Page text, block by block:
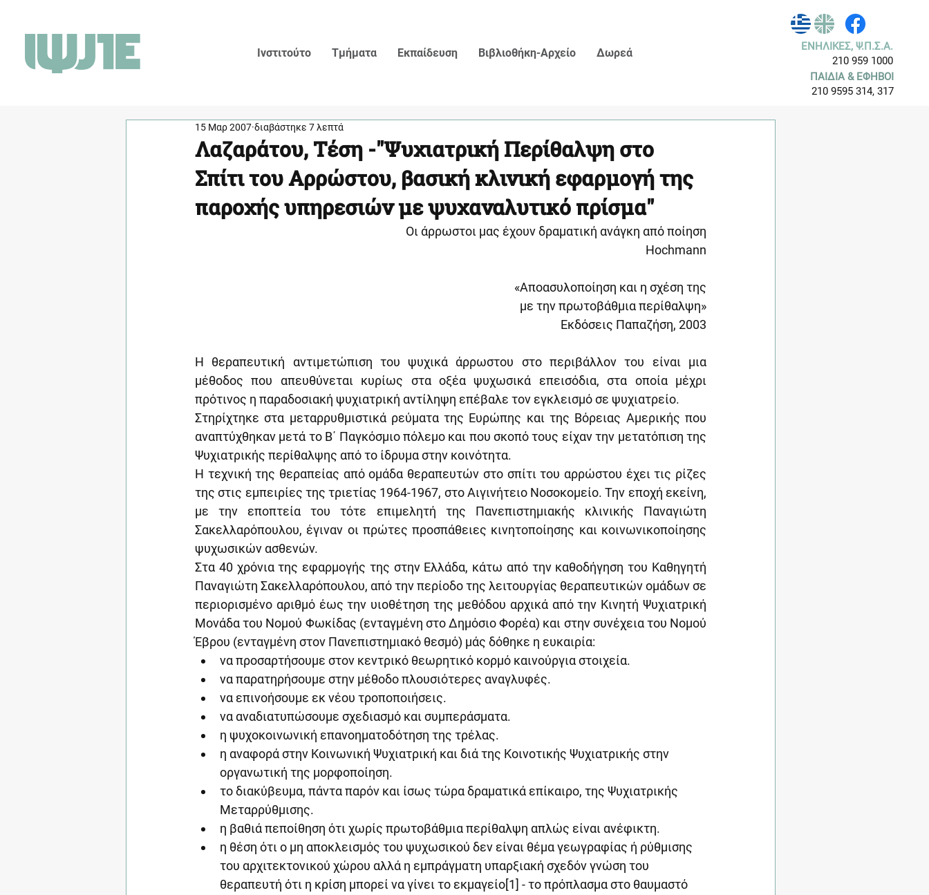
Ινστιτούτο Τμήματα Εκπαίδευση Βιβλιοθήκη-Αρχείο Δωρεά
ΕΝΗΛΙΚΕΣ, Ψ.Π.Σ.Α.
210 959 1000
ΠΑΙΔΙΑ & ΕΦΗΒΟΙ
210 9595 314, 317
Λαζαράτου, Τέση -"Ψυχιατρική Περίθαλψη στο
Σπίτι του Αρρώστου, βασική κλινική εφαρμογή της
παροχής υπηρεσιών με ψυχαναλυτικό πρίσμα"
15 Μαρ 2007 διαβάστηκε 7 λεπτά
Οι άρρωστοι μας έχουν δραματική ανάγκη από ποίηση
Hochmann
«Αποασυλοποίηση και η σχέση της
με την πρωτοβάθμια περίθαλψη»
Εκδόσεις Παπαζήση, 2003
Η θεραπευτική αντιμετώπιση του ψυχικά άρρωστου στο περιβάλλον του είναι μια
μέθοδος που απευθύνεται κυρίως στα οξέα ψυχωσικά επεισόδια, στα οποία μέχρι
πρότινος η παραδοσιακή ψυχιατρική αντίληψη επέβαλε τον εγκλεισμό σε ψυχιατρείο.
Στηρίχτηκε στα μεταρρυθμιστικά ρεύματα της Ευρώπης και της Βόρειας Αμερικής που
αναπτύχθηκαν μετά το Β΄ Παγκόσμιο πόλεμο και που σκοπό τους είχαν την μετατόπιση της
Ψυχιατρικής περίθαλψης από το ίδρυμα στην κοινότητα.
Η τεχνική της θεραπείας από ομάδα θεραπευτών στο σπίτι του αρρώστου έχει τις ρίζες
της στις εμπειρίες της τριετίας 1964-1967, στο Αιγινήτειο Νοσοκομείο. Την εποχή εκείνη,
με την εποπτεία του τότε επιμελητή της Πανεπιστημιακής κλινικής Παναγιώτη
Σακελλαρόπουλου, έγιναν οι πρώτες προσπάθειες κινητοποίησης και κοινωνικοποίησης
ψυχωσικών ασθενών.
Στα 40 χρόνια της εφαρμογής της στην Ελλάδα, κάτω από την καθοδήγηση του Καθηγητή
Παναγιώτη Σακελλαρόπουλου, από την περίοδο της λειτουργίας θεραπευτικών ομάδων σε
περιορισμένο αριθμό έως την υιοθέτηση της μεθόδου αρχικά από την Κινητή Ψυχιατρική
Μονάδα του Νομού Φωκίδας (ενταγμένη στο Δημόσιο Φορέα) και στην συνέχεια του Νομού
Έβρου (ενταγμένη στον Πανεπιστημιακό θεσμό) μάς δόθηκε η ευκαιρία:
να προσαρτήσουμε στον κεντρικό θεωρητικό κορμό καινούργια στοιχεία.
να παρατηρήσουμε στην μέθοδο πλουσιότερες αναγλυφές.
να επινοήσουμε εκ νέου τροποποιήσεις.
να αναδιατυπώσουμε σχεδιασμό και συμπεράσματα.
η ψυχοκοινωνική επανοηματοδότηση της τρέλας.
η αναφορά στην Κοινωνική Ψυχιατρική και διά της Κοινοτικής Ψυχιατρικής στην
οργανωτική της μορφοποίηση.
το διακύβευμα, πάντα παρόν και ίσως τώρα δραματικά επίκαιρο, της Ψυχιατρικής
Μεταρρύθμισης.
η βαθιά πεποίθηση ότι χωρίς πρωτοβάθμια περίθαλψη απλώς είναι ανέφικτη.
η θέση ότι ο μη αποκλεισμός του ψυχωσικού δεν είναι θέμα γεωγραφίας ή ρύθμισης
του αρχιτεκτονικού χώρου αλλά η εμπράγματη υπαρξιακή σχεδόν γνώση του
θεραπευτή ότι η κρίση μπορεί να γίνει το εκμαγείο[1] - το πρόπλασμα στο θαυμαστό